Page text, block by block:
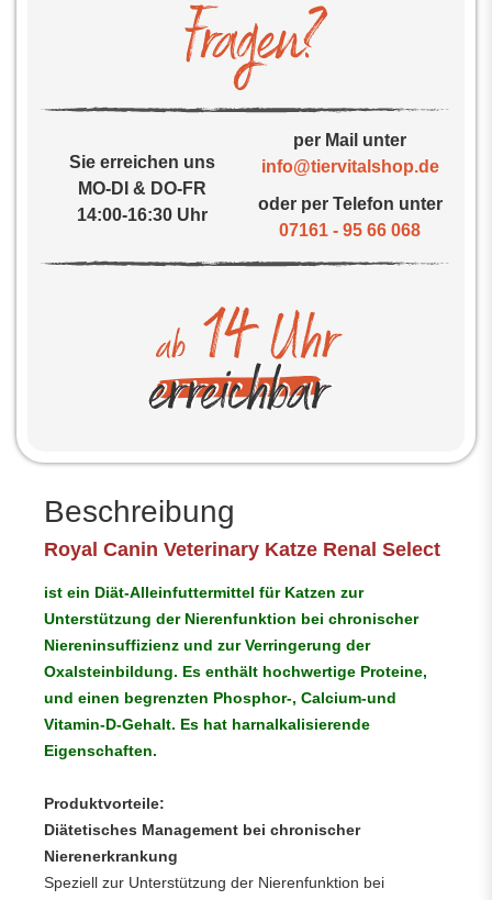
Sie erreichen uns
MO-DI & DO-FR
14:00-16:30 Uhr
per Mail unter
info@tiervitalshop.de
oder per Telefon unter
07161 - 95 66 068
Beschreibung
Royal Canin Veterinary Katze Renal Select
ist ein Diät-Alleinfuttermittel für Katzen zur
Unterstützung der Nierenfunktion bei chronischer
Niereninsuffizienz und zur Verringerung der
Oxalsteinbildung. Es enthält hochwertige Proteine,
und einen begrenzten Phosphor-, Calcium-und
Vitamin-D-Gehalt. Es hat harnalkalisierende
Eigenschaften.
Produktvorteile:
Diätetisches Management bei chronischer
Nierenerkrankung
Speziell zur Unterstützung der Nierenfunktion bei